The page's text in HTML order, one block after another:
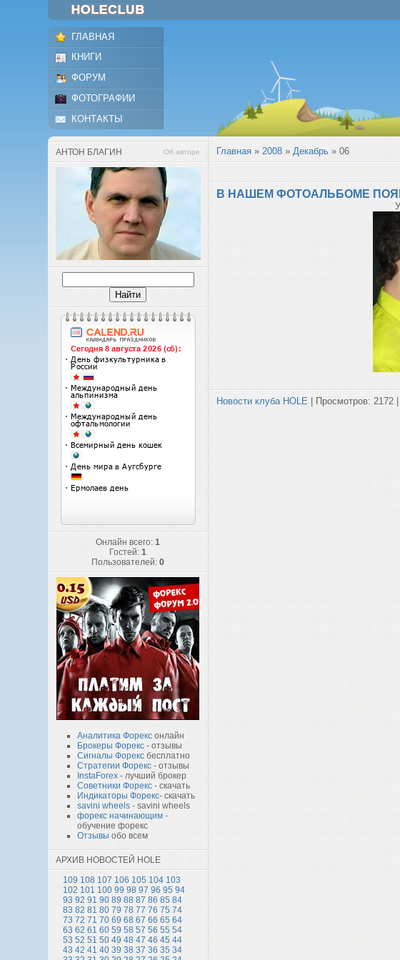
ГЛАВНАЯ
КНИГИ
ФОРУМ
ФОТОГРАФИИ
КОНТАКТЫ
АНТОН БЛАГИН Об авторе
Онлайн всего:1
Гостей:1
Пользователей:0
Аналитика Форекс онлайн
Брокеры Форекс - отзывы
Сигналы Форекс бесплатно
Стратегии Форекс - отзывы
InstaForex - лучший брокер
Советники Форекс - скачать
Индикаторы Форекс- скачать
savini wheels - savini wheels
форекс начинающим -
обучение форекс
Отзывы обо всем
АРХИВ НОВОСТЕЙ HOLE
109 108 107 106 105 104 103
102 101 100 99 98 97 96 95 94
93 92 91 90 89 88 87 86 85 84
83 82 81 80 79 78 77 76 75 74
73 72 71 70 69 68 67 66 65 64
63 62 61 60 59 58 57 56 55 54
53 52 51 50 49 48 47 46 45 44
43 42 41 40 39 38 37 36 35 34
Главная »2008 » Декабрь » 06
В НАШЕМ ФОТОАЛЬБОМЕ
Новости клуба HOLE | Просмотров: 2172